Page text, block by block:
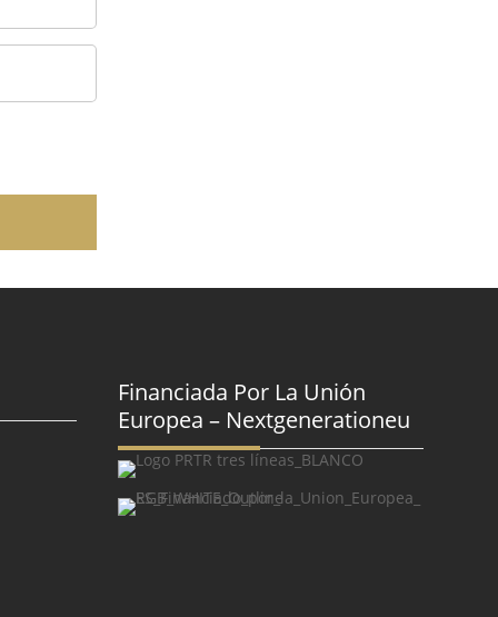
Financiada Por La Unión
Europea – Nextgenerationeu